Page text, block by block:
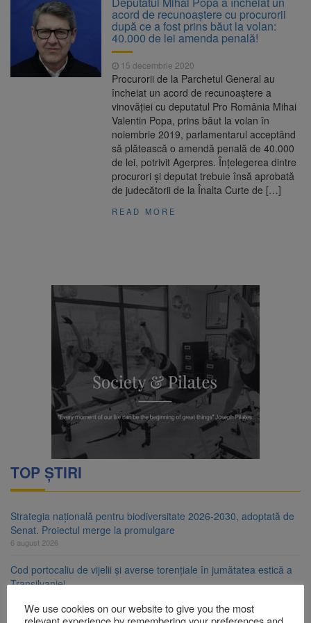
Ormeniș
6 august 2026
AUR a lansat platforma
suspeND.ro pentru urmărirea inițiativei de
suspendare a președintelui Nicușor Dan
6 august 2026
Înalta Curte analizează
dosarul lui Călin Georgescu și Horațiu Potra.
Judecătorii decid dacă începe procesul
Strategia națională pentru
biodiversitate 2026-2030, adoptată de Senat.
Proiectul merge la promulgare
acord de recunoaștere cu procurorii
după ce a fost prins băut la volan:
40.000 de lei amenda penală!
15 decembrie 2020
Procurorii de la Parchetul General au
încheiat un acord de recunoaştere a
vinovăţiei cu deputatul Pro România Mihai
Valentin Popa, prins băut la volan în
noiembrie 2019, parlamentarul acceptând
să plătească o amendă penală de 40.000
de lei, potrivit Agerpres. Înţelegerea dintre
procurori şi deputat trebuie însă aprobată
de judecătorii de la Înalta Curte de […]
READ MORE
TOP ȘTIRI
Strategia națională pentru biodiversitate 2026-2030, adoptată de
Senat. Proiectul merge la promulgare
6 august 2026
Cod portocaliu de vijelii și averse torențiale în jumătatea estică a
Transilvaniei
We use cookies on our website to give you the most